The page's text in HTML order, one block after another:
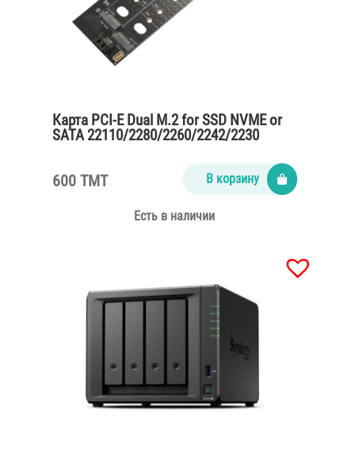
Карта PCI-E Dual M.2 for SSD NVME or
SATA 22110/2280/2260/2242/2230
600 TMT В корзину
Есть в наличии